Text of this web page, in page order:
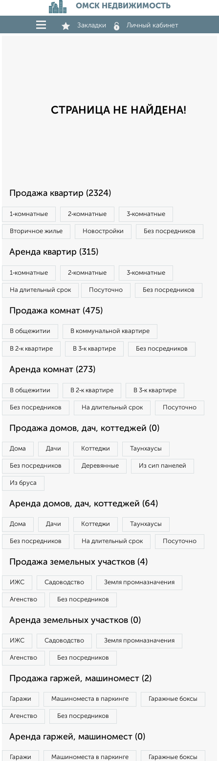
ОМСК НЕДВИЖИМОСТЬ
Закладки Личный кабинет
СТРАНИЦА НЕ НАЙДЕНА!
Продажа квартир (2324)
1‑комнатные 2‑комнатные 3‑комнатные
Вторичное жилье Новостройки Без посредников
Аренда квартир (315)
1‑комнатные 2‑комнатные 3‑комнатные
На длительный срок Посуточно Без посредников
Продажа комнат (475)
В общежитии В коммунальной квартире
В 2‑к квартире В 3‑к квартире Без посредников
Аренда комнат (273)
В общежитии В 2‑к квартире В 3‑к квартире
Без посредников На длительный срок Посуточно
Продажа домов, дач, коттеджей (0)
Дома Дачи Коттеджи Таунхаусы
Без посредников Деревянные Из сип панелей
Из бруса
Аренда домов, дач, коттеджей (64)
Дома Дачи Коттеджи Таунхаусы
Без посредников На длительный срок Посуточно
Продажа земельных участков (4)
ИЖС Садоводство Земля промназначения
Агенство Без посредников
Аренда земельных участков (0)
ИЖС Садоводство Земля промназначения
Агенство Без посредников
Продажа гаржей, машиномест (2)
Гаражи Машиноместа в паркинге Гаражные боксы
Агенство Без посредников
Аренда гаржей, машиномест (0)
Гаражи Машиноместа в паркинге Гаражные боксы